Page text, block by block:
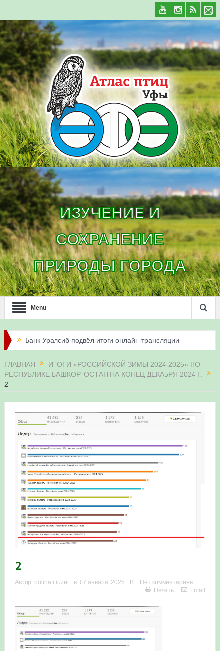
ИЗУЧЕНИЕ И
СОХРАНЕНИЕ
ПРИРОДЫ ГОРОДА
Menu
Банк Уралсиб подвёл итоги онлайн-трансляции
жизни сапсанов в Уфе в 2026 году
Итоги акции «Соловьиные вечера-2026» в
Три птенца сапсанов Уралсиба получили имена и
кольца
Итоги акции «Весенняя перекличка-2026» в
Республике Башкортостан
«Весенняя перекличка-2026» — 21-31 мая 2026
Мероприятие для ребят из дневного лагеря центра
олимпиадного движения «Аврора»
Фотофиксация и осмотр птенцов сапсанов на крыше
Уралсиба в Уфе в 2026 г.
Участие башкирских орнитологов и бердвотчеров в
численности птиц в европейской части России»
«Весенняя перекличка-2026» — 11-20 мая 2026
ГЛАВНАЯ
ИТОГИ «РОССИЙСКОЙ ЗИМЫ 2024-2025» ПО
РЕСПУБЛИКЕ БАШКОРТОСТАН НА КОНЕЦ ДЕКАБРЯ 2024 Г.
2
2
Автор: polina.muzei в: 07 января, 2025 В:
Нет комментариев
Печать
Email